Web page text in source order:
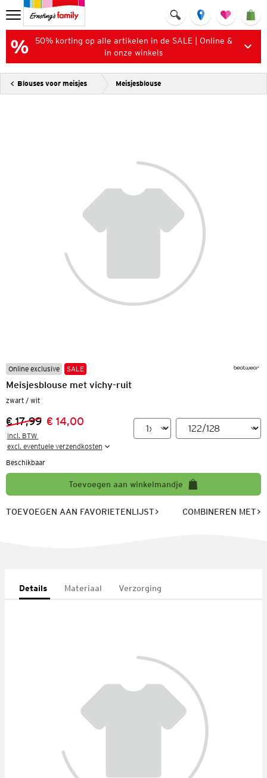
50% korting op alle artikelen in de SALE | Online &
in onze winkels
Blouses voor meisjes Meisjesblouse
Online exclusive SALE
Meisjesblouse met vichy-ruit
zwart / wit
Vorige prijs:
€ 17,99
Nieuwe prijs:
€ 14,00
incl. BTW
excl. eventuele verzendkosten
Beschikbaar
Toevoegen aan winkelmandje
TOEVOEGEN AAN FAVORIETENLIJST COMBINEREN MET
Details Materiaal Verzorging